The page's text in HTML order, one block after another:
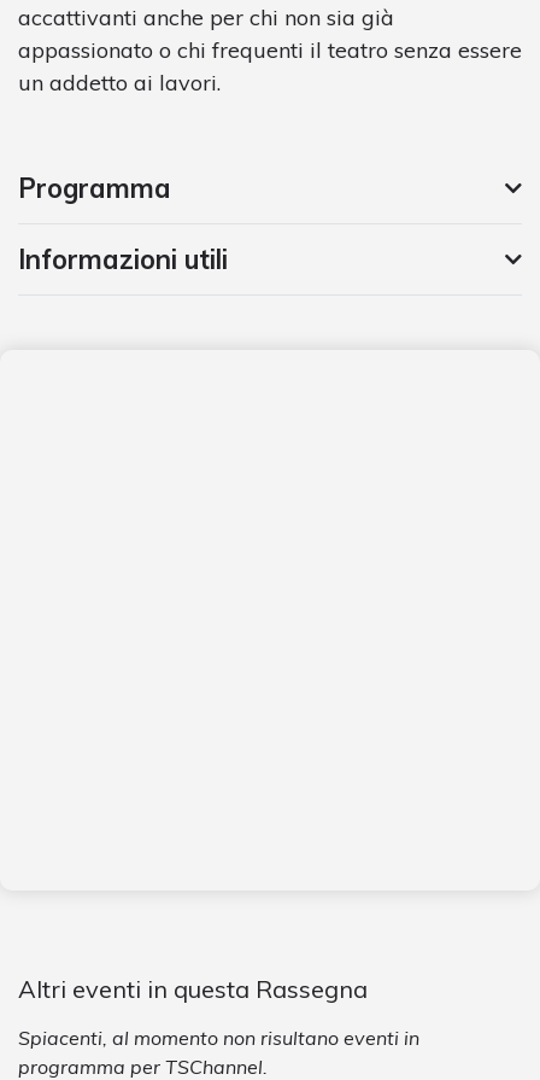
accattivanti anche per chi non sia già
appassionato o chi frequenti il teatro senza essere
un addetto ai lavori.
Programma
Informazioni utili
Altri eventi in questa Rassegna
Spiacenti, al momento non risultano eventi in
programma per TSChannel.